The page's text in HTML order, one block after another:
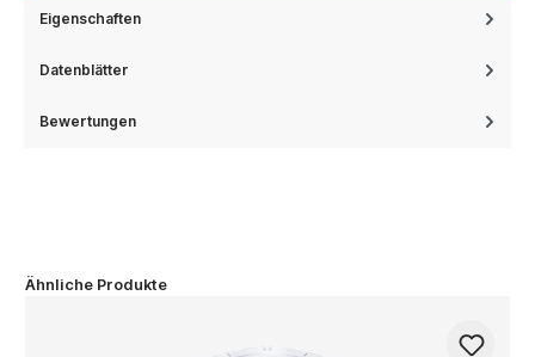
Eigenschaften
Datenblätter
Bewertungen
Ähnliche Produkte